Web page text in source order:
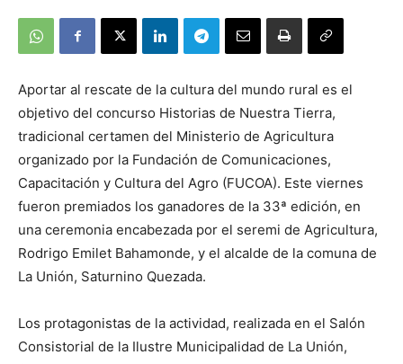
Aportar al rescate de la cultura del mundo rural es el
objetivo del concurso Historias de Nuestra Tierra,
tradicional certamen del Ministerio de Agricultura
organizado por la Fundación de Comunicaciones,
Capacitación y Cultura del Agro (FUCOA). Este viernes
fueron premiados los ganadores de la 33ª edición, en
una ceremonia encabezada por el seremi de Agricultura,
Rodrigo Emilet Bahamonde, y el alcalde de la comuna de
La Unión, Saturnino Quezada.
Los protagonistas de la actividad, realizada en el Salón
Consistorial de la Ilustre Municipalidad de La Unión,